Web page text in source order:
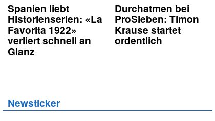
Spanien liebt
Historienserien: «La
Favorita 1922»
verliert schnell an
Glanz
Durchatmen bei
ProSieben: Timon
Krause startet
ordentlich
Newsticker